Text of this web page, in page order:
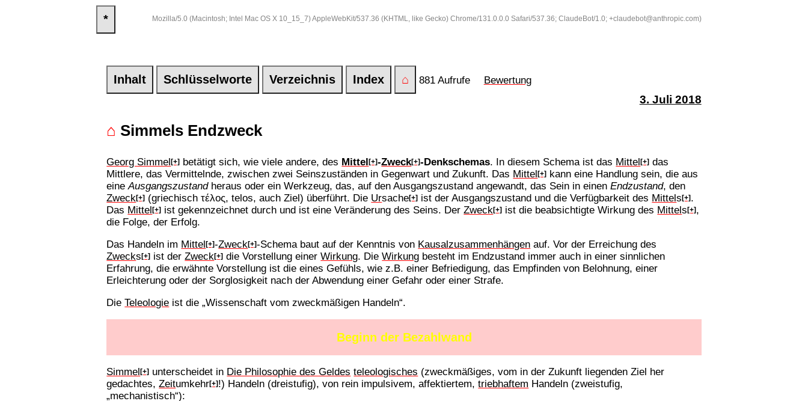
* Mozilla/5.0 (Macintosh; Intel Mac OS X 10_15_7) AppleWebKit/537.36 (KHTML, like Gecko) Chrome/131.0.0.0 Safari/537.36; ClaudeBot/1.0; +claudebot@anthropic.com)
Inhalt Schlüsselworte Verzeichnis Index ⌂ 881 Aufrufe Bewertung
3. Juli 2018
⌂ Simmels Endzweck
Georg Simmel[+] betätigt sich, wie viele andere, des Mittel[+]-Zweck[+]-Denkschemas. In diesem Schema ist das Mittel[+] das
Mittlere, das Vermittelnde, zwischen zwei Seinszuständen in Gegenwart und Zukunft. Das Mittel[+] kann eine Handlung sein, die aus
eineAusgangszustandheraus oder ein Werkzeug, das, auf den Ausgangszustand angewandt, das Sein in einenEndzustand, den
Zweck[+] (griechisch τέλoς, telos, auch Ziel) überführt. Die Ursache[+] ist der Ausgangszustand und die Verfügbarkeit des Mittels[+].
Das Mittel[+] ist gekennzeichnet durch und ist eine Veränderung des Seins. DerZweck[+] ist die beabsichtigte Wirkung des Mittels[+],
die Folge, der Erfolg.
Das Handeln im Mittel[+]-Zweck[+]-Schema baut auf der Kenntnis von Kausalzusammenhängen auf. Vor der Erreichung des
Zwecks[+] ist derZweck[+] die Vorstellung einerWirkung. DieWirkung besteht im Endzustand immer auch in einer sinnlichen
Erfahrung, die erwähnte Vorstellung ist die eines Gefühls, wie z.B. einer Befriedigung, das Empfinden von Belohnung, einer
Erleichterung oder der Sorglosigkeit nach der Abwendung einer Gefahr oder einer Strafe.
DieTeleologie ist die „Wissenschaft vom zweckmäßigen Handeln“.
Beginn der Bezahlwand
Simmel[+] unterscheidet in Die Philosophie des Geldes teleologisches (zweckmäßiges, vom in der Zukunft liegenden Ziel her
gedachtes,Zeitumkehr[+] !) Handeln (dreistufig), von rein impulsivem, affektiertem,triebhaftem Handeln (zweistufig,
„mechanistisch“):